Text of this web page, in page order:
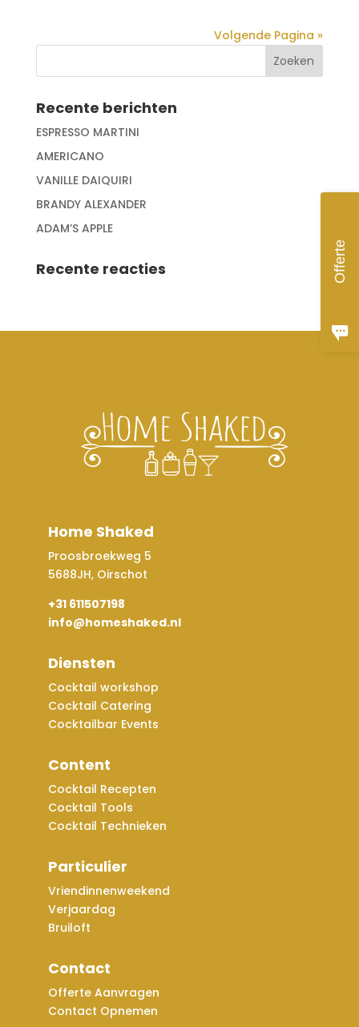
Volgende Pagina »
Recente berichten
ESPRESSO MARTINI
AMERICANO
VANILLE DAIQUIRI
BRANDY ALEXANDER
ADAM’S APPLE
Recente reacties
Home Shaked
Proosbroekweg 5
5688JH, Oirschot
+31 611507198
info@homeshaked.nl
Diensten
Cocktail workshop
Cocktail Catering
Cocktailbar Events
Content
Cocktail Recepten
Cocktail Tools
Cocktail Technieken
Particulier
Vriendinnenweekend
Verjaardag
Bruiloft
Contact
Offerte Aanvragen
Contact Opnemen
Offerte